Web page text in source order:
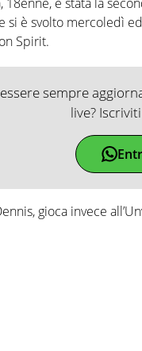
si è svolto mercoledì
Spirit.
sempre
live?
gioca invece